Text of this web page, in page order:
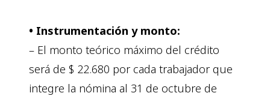
• Instrumentación y monto:
– El monto teórico máximo del crédito
será de $ 22.680 por cada trabajador que
integre la nómina al 31 de octubre de